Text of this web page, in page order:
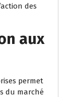
des
aux
permet
du marché